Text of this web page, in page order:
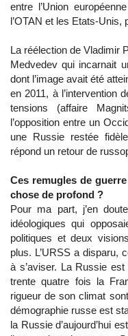
entre l’Union
l’OTAN et les Etats-Unis,
La réélection de Vladimir
Medvedev qui incarnait
dont l’image avait été
en 2011, à l’intervention
tensions (affaire
l’opposition entre un
une Russie restée
répond un retour de
Ces remugles de
chose de profond ?
Pour ma part, j’en
idéologiques qui
politiques et deux
plus. L’URSS a disparu,
à s’aviser. La Russie
trente quatre fois la
rigueur de son climat
démographie russe est
la Russie d’aujourd’hui